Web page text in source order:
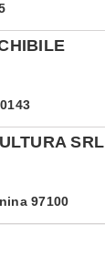
SRL
97100